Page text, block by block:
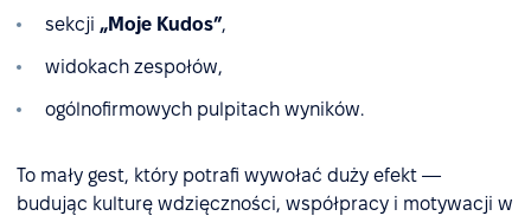
sekcji „Moje Kudos”,
widokach zespołów,
ogólnofirmowych pulpitach wyników.
To mały gest, który potrafi wywołać duży efekt —
budując kulturę wdzięczności, współpracy i motywacji w